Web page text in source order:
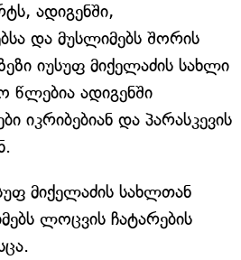
ადიგენში,
და მუსლიმებს შორის
იუსუფ მიქელაძის სახლი
ადიგენში
იკრიბებიან და პარასკევის
მიქელაძის სახლთან
ლოცვის ჩატარების